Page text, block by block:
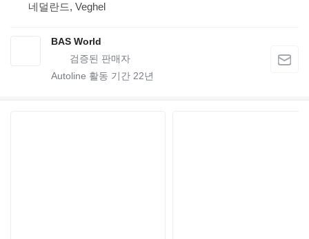
네덜란드, Veghel
BAS World
Autoline 활동 기간 22년